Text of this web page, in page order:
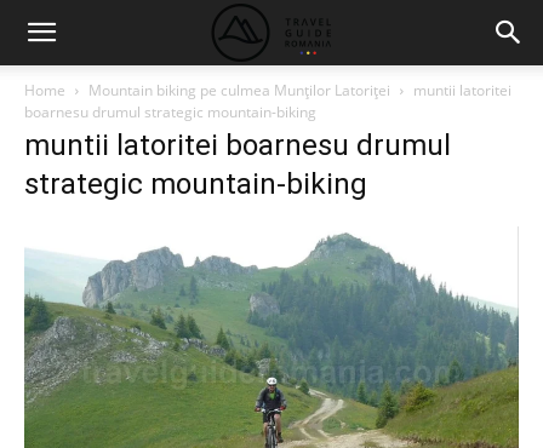
Home Mountain biking pe culmea Munţilor Latoriţei
muntii latoritei
boarnesu drumul strategic mountain-biking
muntii latoritei boarnesu drumul
strategic mountain-biking